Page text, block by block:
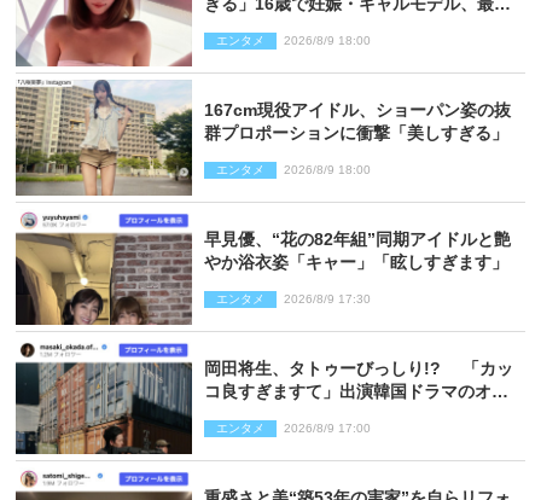
エンタメ 2026/8/9 18:00
167cm現役アイドル、ショーパン姿の抜
群プロポーションに衝撃「美しすぎる」
エンタメ 2026/8/9 18:00
早見優、“花の82年組”同期アイドルと艶
やか浴衣姿「キャー」「眩しすぎます」
エンタメ 2026/8/9 17:30
岡田将生、タトゥーびっしり!? 「カッ
コ良すぎますて」出演韓国ドラマのオフ
エンタメ 2026/8/9 17:00